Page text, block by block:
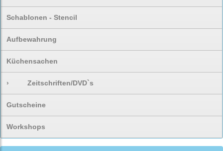
Schablonen - Stencil
Aufbewahrung
Küchensachen
› Zeitschriften/DVD`s
Gutscheine
Workshops